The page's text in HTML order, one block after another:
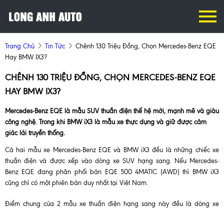
Trang Chủ Tin Tức
Chênh 130 Triệu Đồng, Chọn Mercedes-Benz EQE
Hay BMW IX3?
CHÊNH 130 TRIỆU ĐỒNG, CHỌN MERCEDES-BENZ EQE
HAY BMW IX3?
Mercedes-Benz EQE là mẫu SUV thuần điện thế hệ mới, mạnh mẽ và giàu
công nghệ. Trong khi BMW iX3 là mẫu xe thực dụng và giữ được cảm
giác lái truyền thống.
Cả hai mẫu xe Mercedes-Benz EQE và BMW iX3 đều là những chiếc xe
thuần điện và được xếp vào dòng xe SUV hạng sang. Nếu Mercedes-
Benz EQE đang phân phối bản EQE 500 4MATIC (AWD) thì BMW iX3
cũng chỉ có một phiên bản duy nhất tại Việt Nam.
Điểm chung của 2 mẫu xe thuần điện hạng sang này đều là dòng xe